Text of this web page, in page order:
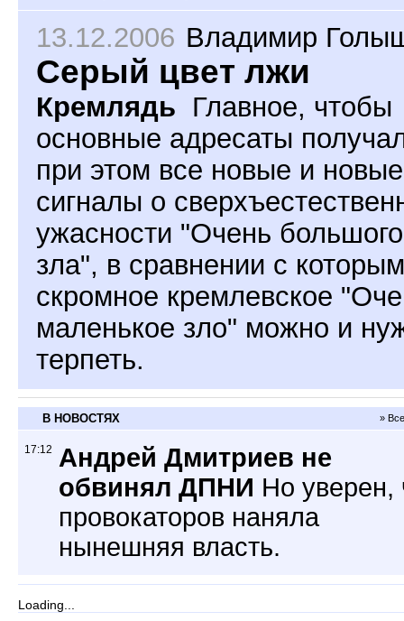
13.12.2006 Владимир
Серый цвет лжи
Кремлядь
Главное, чтобы
основные адресаты
при этом все новые и новые
сигналы о
ужасности "Очень большого
зла", в сравнении с которым
скромное кремлевское
маленькое зло" можно и
терпеть.
В НОВОСТЯХ »
17:12
Андрей Дмитриев не
обвинял ДПНИ Но уверен,
провокаторов наняла
нынешняя власть.
Loading...